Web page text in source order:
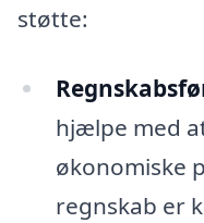
støtte:
hjælpe med
økonomiske
regnskab er